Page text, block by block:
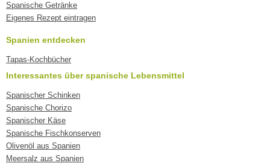
Spanische Getränke
Eigenes Rezept eintragen
Spanien entdecken
Tapas-Kochbücher
Interessantes über spanische Lebensmittel
Spanischer Schinken
Spanische Chorizo
Spanischer Käse
Spanische Fischkonserven
Olivenöl aus Spanien
Meersalz aus Spanien